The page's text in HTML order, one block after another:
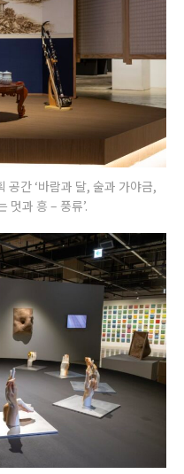
공간 ‘바람과 달, 술과 가야금,
멋과 흥 – 풍류’.